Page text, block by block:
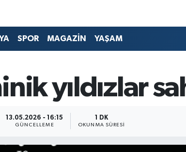
SPOR MAGAZİN YAŞAM
yıldızlar
13.05.2026 - 16:15
GÜNCELLEME
1 DK
OKUNMA SÜRESI